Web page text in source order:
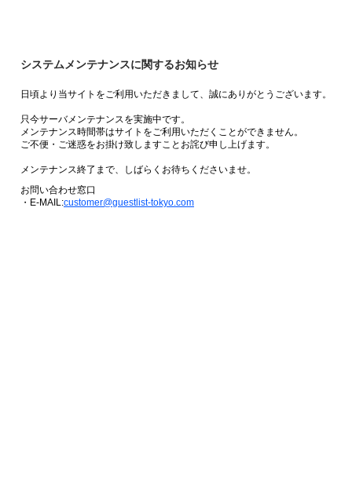
システムメンテナンスに関するお知らせ
日頃より当サイトをご利用いただきまして、誠にありがとうございます。
只今サーバメンテナンスを実施中です。
メンテナンス時間帯はサイトをご利用いただくことができません。
ご不便・ご迷惑をお掛け致しますことお詫び申し上げます。
メンテナンス終了まで、しばらくお待ちくださいませ。
お問い合わせ窓口
・E-MAIL:customer@guestlist-tokyo.com